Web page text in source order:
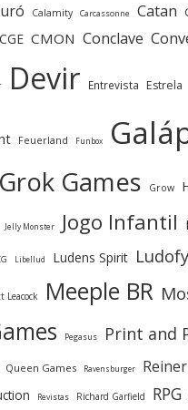
Calamity Carcassonne Catan
CGE CMON Conclave
Devir Entrevista Estrela
Feuerland Funbox
Grok Games Grow
Jelly Monster Jogo Infantil
Libellud Ludens Spirit Ludofy
Leacock Meeple BR
Pegasus Print and
Queen Games Ravensburger
Revistas Richard Garfield RPG